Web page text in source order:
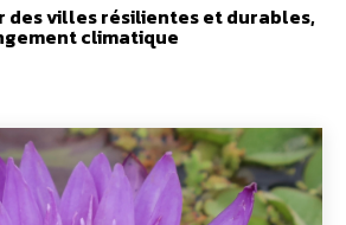
des villes résilientes et durables,
climatique